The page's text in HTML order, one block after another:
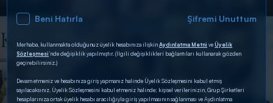
DİĞER SONUÇLAR
Beni Hatırla Şifremi Unuttum
Merhaba, kullanmakta olduğunuz üyelik hesabınıza ilişkinAydınlatma Metni veÜyelik
Sözleşmesi’nde değişiklik yapılmıştır. (İlgili değişiklikleri bağlantıları kullanarak gözden
geçirebilirsiniz.)
Devam etmeniz ve hesabınıza giriş yapmanız halinde Üyelik Sözleşmesini kabul etmiş
sayılacaksınız. Üyelik Sözleşmesini kabul etmeniz halinde; kişisel verilerinizin, Grup Şirketleri
hesaplarınıza ortak üyelik hesabı aracılığıyla giriş yapılmasının sağlanması ve Aydınlatma